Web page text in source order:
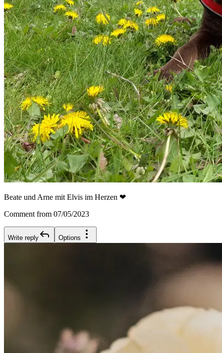
Beate und Arne mit Elvis im Herzen ❤
Comment from 07/05/2023
Write reply Options